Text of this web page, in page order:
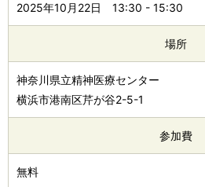
2025年10月22日 13:30 - 15:30
場所
神奈川県立精神医療センター
横浜市港南区芹が谷2-5-1
参加費
無料